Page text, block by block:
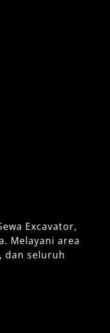
Excavator,
Melayani area
dan seluruh